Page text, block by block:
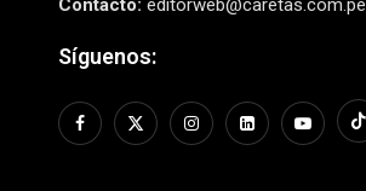
Contacto: editorweb@caretas.com.pe
Síguenos: